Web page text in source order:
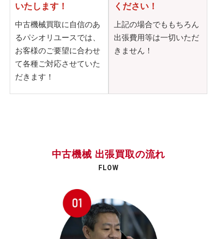
いたします！
中古機械買取に自信のあ
るパシオリユースでは、
お客様のご要望に合わせ
て各種ご対応させていた
だきます！
ください！
上記の場合でももちろん
出張費用等は一切いただ
きません！
中古機械 出張買取の流れ
FLOW